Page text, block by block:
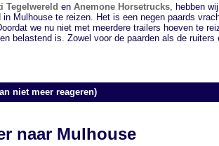
Tegelwereld en Anemone Horsetrucks , hebben
Mulhouse te reizen. Het is een negen paards
we nu niet met meerdere trailers hoeven te
belastend is. Zowel voor de paarden als de
niet meer reageren)
naar Mulhouse